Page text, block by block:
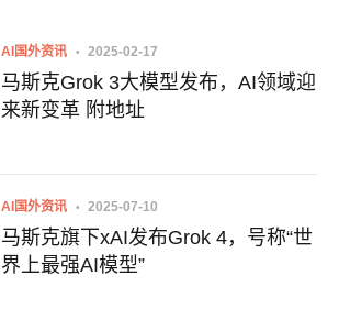
AI国外资讯 2025-02-17
马斯克Grok 3大模型发布，AI领域迎
来新变革 附地址
AI国外资讯 2025-07-10
马斯克旗下xAI发布Grok 4，号称“世
界上最强AI模型”